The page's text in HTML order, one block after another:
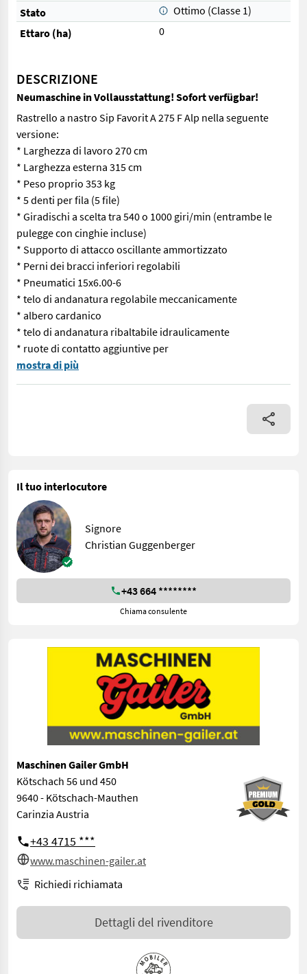
Stato
Ottimo (Classe 1)
Ettaro (ha)
0
DESCRIZIONE
Neumaschine in Vollausstattung! Sofort verfügbar!
Rastrello a nastro Sip Favorit A 275 F Alp nella seguente
versione:
* Larghezza di lavoro 270 cm
* Larghezza esterna 315 cm
* Peso proprio 353 kg
* 5 denti per fila (5 file)
* Giradischi a scelta tra 540 o 1000 giri/min (entrambe le
pulegge con cinghie incluse)
* Supporto di attacco oscillante ammortizzato
* Perni dei bracci inferiori regolabili
* Pneumatici 15x6.00-6
* telo di andanatura regolabile meccanicamente
* albero cardanico
* telo di andanatura ribaltabile idraulicamente
* ruote di contatto aggiuntive per
Rastrello a nastro Sip Favorit A 275 F Alp nella seguente
mostra di più
Il tuo interlocutore
Signore
Christian Guggenberger
+43 664 ********
Chiama consulente
Maschinen Gailer GmbH
Kötschach 56 und 450
9640 - Kötschach-Mauthen
Carinzia Austria
+43 4715 ***
www.maschinen-gailer.at
Richiedi richiamata
Dettagli del rivenditore